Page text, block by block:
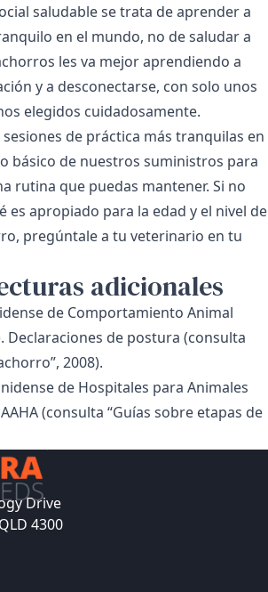
saludable se trata de aprender a
en el mundo, no de saludar a
les va mejor aprendiendo a
y a desconectarse, con solo unos
elegidos cuidadosamente.
de práctica más tranquilas en
básico de nuestros suministros para
rutina que puedas mantener. Si no
es apropiado para la edad y el nivel de
pregúntale a tu veterinario en tu
adicionales
de Comportamiento Animal
Declaraciones de postura (consulta
2008).
de Hospitales para Animales
(consulta “Guías sobre etapas de
Drive
4300